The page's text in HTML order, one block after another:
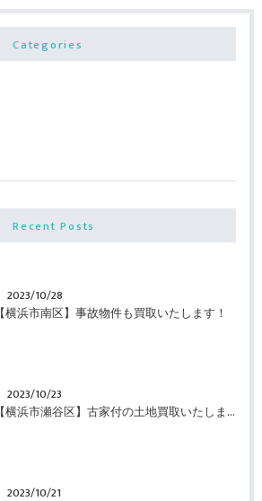
Categories
Recent Posts
2023/10/28
【横浜市南区】事故物件も買取いたします！
2023/10/23
【横浜市瀬谷区】古家付の土地買取いたします！
2023/10/21